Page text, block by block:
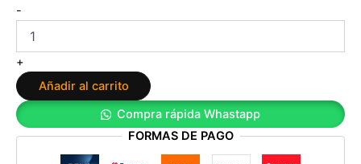
-
de
Rebeca
Stones
cantidad
+
Añadir al carrito
Compra rápida Whastapp
FORMAS DE PAGO